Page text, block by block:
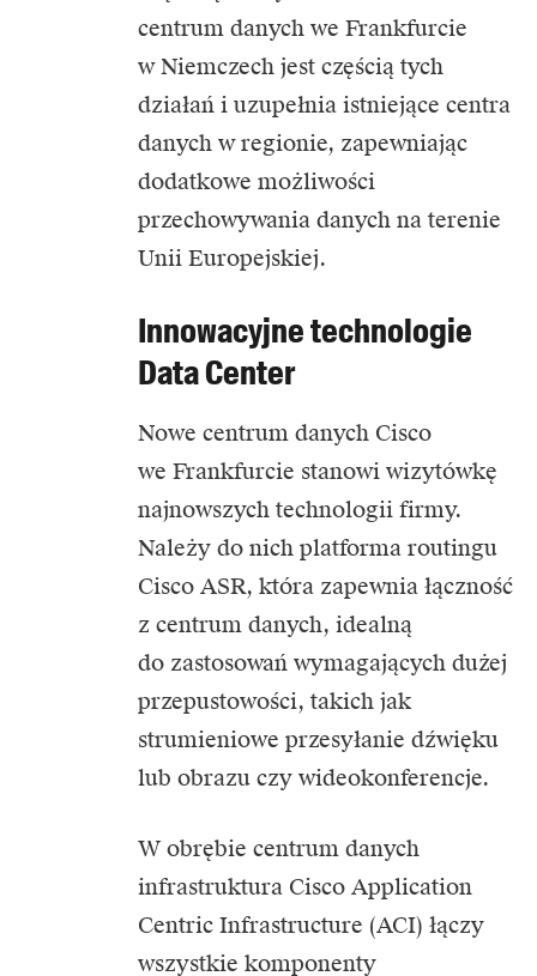
centrum danych we Frankfurcie
w Niemczech jest częścią tych
działań i uzupełnia istniejące centra
danych w regionie, zapewniając
dodatkowe możliwości
przechowywania danych na terenie
Unii Europejskiej.
Innowacyjne technologie
Data Center
Nowe centrum danych Cisco
we Frankfurcie stanowi wizytówkę
najnowszych technologii firmy.
Należy do nich platforma routingu
Cisco ASR, która zapewnia łączność
z centrum danych, idealną
do zastosowań wymagających dużej
przepustowości, takich jak
strumieniowe przesyłanie dźwięku
lub obrazu czy wideokonferencje.
W obrębie centrum danych
infrastruktura Cisco Application
Centric Infrastructure (ACI) łączy
wszystkie komponenty